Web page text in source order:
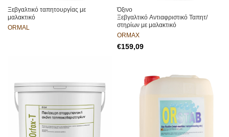
Ξεβγαλτικό ταπητουργίας με
μαλακτικό
ORMAL
Όξινο
Ξεβγαλτικό Αντιαφριστικό Ταπητ/
στηρίων με μαλακτικό
ORMAX
€